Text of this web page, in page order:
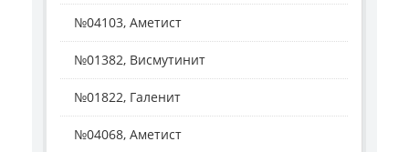
№04103, Аметист
№01382, Висмутинит
№01822, Галенит
№04068, Аметист